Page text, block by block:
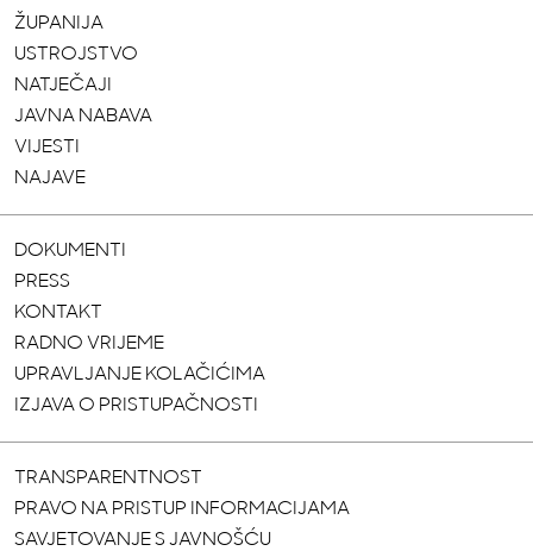
ŽUPANIJA
USTROJSTVO
NATJEČAJI
JAVNA NABAVA
VIJESTI
NAJAVE
DOKUMENTI
PRESS
KONTAKT
RADNO VRIJEME
UPRAVLJANJE KOLAČIĆIMA
IZJAVA O PRISTUPAČNOSTI
TRANSPARENTNOST
PRAVO NA PRISTUP INFORMACIJAMA
SAVJETOVANJE S JAVNOŠĆU